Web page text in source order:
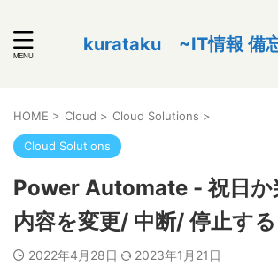
kurataku ~IT情報 備
HOME > Cloud > Cloud Solutions >
Cloud Solutions
Power Automate - 祝日か
内容を変更/ 中断/ 停止する
2022年4月28日 2023年1月21日